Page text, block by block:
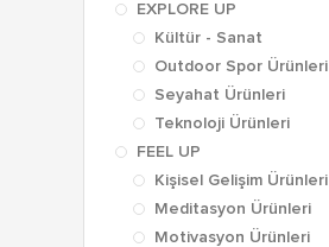
EXPLORE UP
Kültür - Sanat
Outdoor Spor Ürünleri
Seyahat Ürünleri
Teknoloji Ürünleri
FEEL UP
Kişisel Gelişim Ürünleri
Meditasyon Ürünleri
Motivasyon Ürünleri